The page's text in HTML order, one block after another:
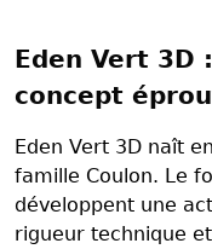
Eden Vert 3D
concept
Eden Vert 3D naît
famille Coulon. Le
développent une
rigueur technique